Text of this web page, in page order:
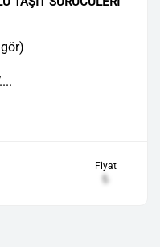
Fiyat
₺